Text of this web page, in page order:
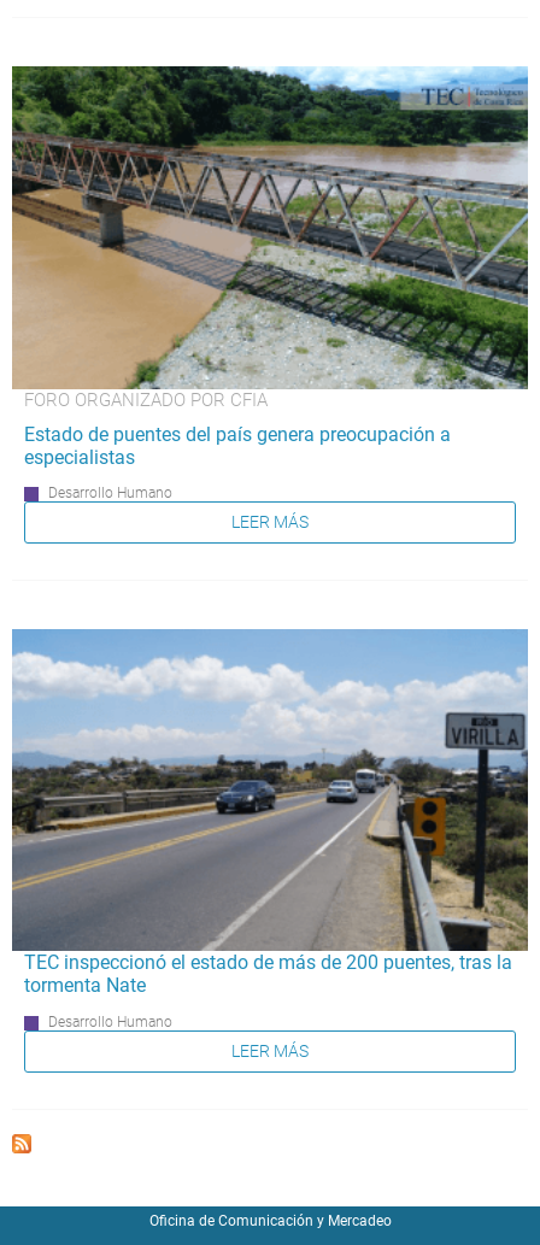
FORO ORGANIZADO POR CFIA
Estado de puentes del país genera preocupación a
especialistas
Desarrollo Humano
LEER MÁS
TEC inspeccionó el estado de más de 200 puentes, tras la
tormenta Nate
Desarrollo Humano
LEER MÁS
Oficina de Comunicación y Mercadeo